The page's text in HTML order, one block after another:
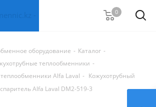
0
оборудование - Каталог -
теплообменники -
Alfa Laval - Кожухотрубный
Alfa Laval DM2-519-3